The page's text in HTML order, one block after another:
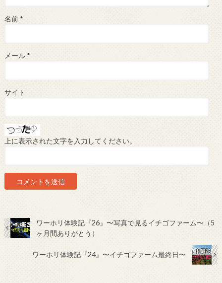
名前 *
メール *
サイト
上に表示された文字を入力してください。
ワーホリ体験記『26』〜写真で見るイチゴファーム〜（5
ヶ月間ありがとう）
ワーホリ体験記『24』〜イチゴファーム最終日〜